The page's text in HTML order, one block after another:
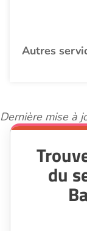
Autres
Dernière mise à
du